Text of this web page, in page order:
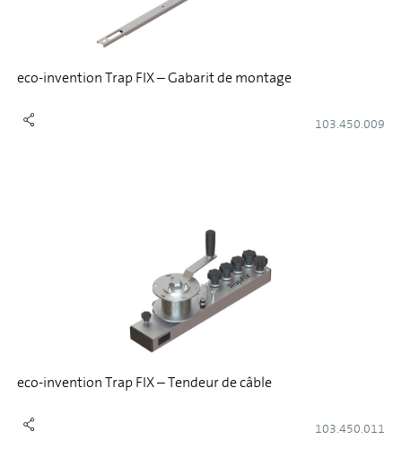
eco-invention Trap FIX – Gabarit de montage
103.450.009
eco-invention Trap FIX – Tendeur de câble
103.450.011